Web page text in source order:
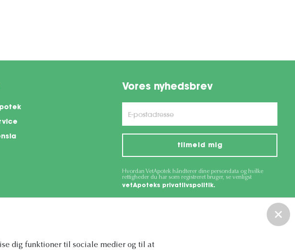
dig funktioner til sociale medier og til at
Vores nyhedsbrev
tilmeld mig
Hvordan VetApotek håndterer dine persondata og hvilke
rettigheder du har som registreret bruger, se venligst
vetApoteks privatlivspolitik.